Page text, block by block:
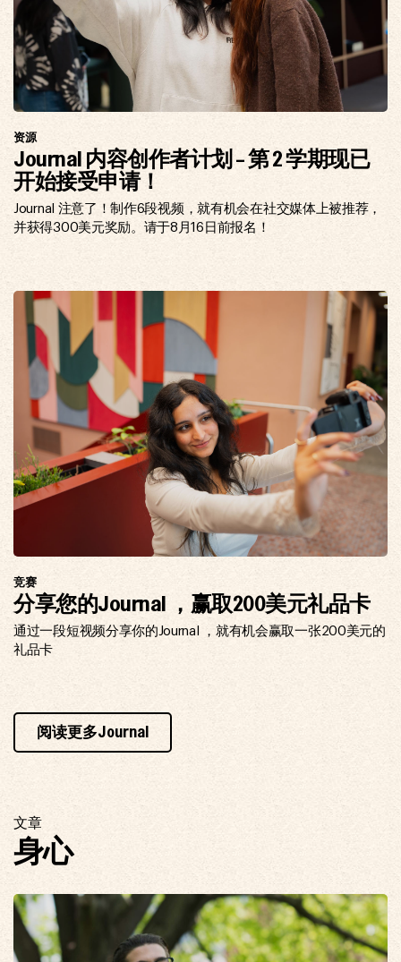
资源
Journal 内容创作者计划 - 第 2 学期现已
开始接受申请！
Journal 注意了！制作6段视频，就有机会在社交媒体上被推荐，
并获得300美元奖励。请于8月16日前报名！
竞赛
分享您的Journal ，赢取200美元礼品卡
通过一段短视频分享你的Journal ，就有机会赢取一张200美元的
礼品卡
阅读更多Journal
文章
身心